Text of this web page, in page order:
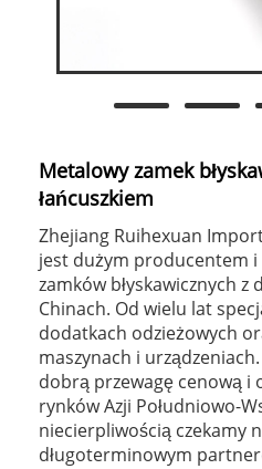
Metalowy zamek
łańcuszkiem
Zhejiang Ruihexuan
jest dużym producentem
zamków błyskawicznych z
Chinach. Od wielu lat
dodatkach odzieżowych
maszynach i
dobrą przewagę cenową i
rynków Azji Południowo-
niecierpliwością czekamy
długoterminowym